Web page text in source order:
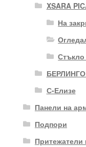
XSARA
На
Стъкло
С-Елизе
Панели на
Подпори
Притежатели